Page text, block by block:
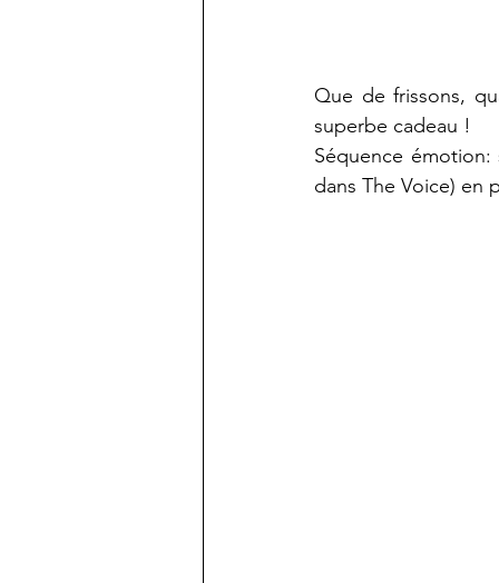
Que de frissons,
superbe cadeau !
Séquence
dans The Voice) en